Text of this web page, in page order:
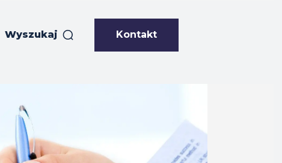
Wyszukaj Kontakt